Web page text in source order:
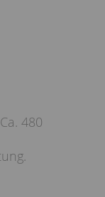
Ca. 480